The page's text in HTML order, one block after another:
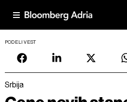
PODELI VEST
Srbija